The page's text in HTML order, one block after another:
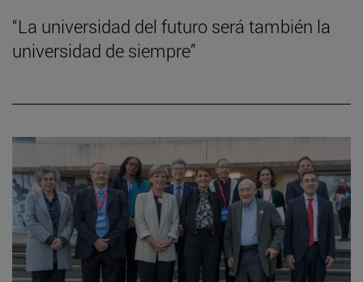
“La universidad del futuro será también la
universidad de siempre”